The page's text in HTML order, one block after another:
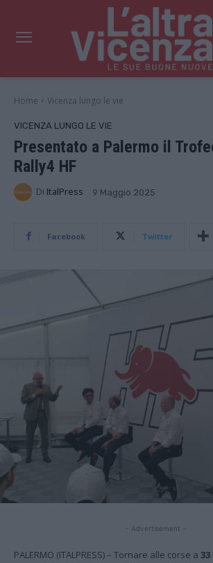
Home Vicenza lungo le vie
VICENZA LUNGO LE VIE
Presentato a Palermo il
Rally4 HF
Di ItalPress 9 Maggio 2025
Facebook Twitter
- Advertisement -
PALERMO (ITALPRESS) – Tornare alle corse a